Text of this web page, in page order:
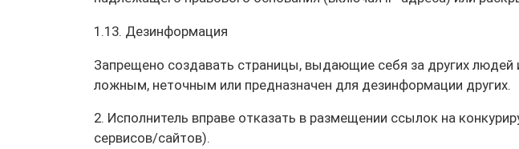
1.13. Дезинформация
Запрещено создавать страницы, выдающие себя за других
ложным, неточным или предназначен для дезинформации других.
2. Исполнитель вправе отказать в размещении ссылок на
сервисов/сайтов).